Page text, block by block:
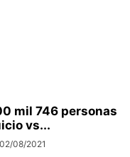
mil 746 personas
vs...
02/08/2021